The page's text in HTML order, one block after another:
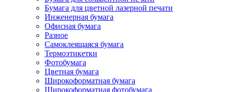
Бумага для цветной лазерной печати
Инженерная бумага
Офисная бумага
Разное
Самоклеящаяся бумага
Термоэтикетки
Фотобумага
Цветная бумага
Широкоформатная бумага
Широкоформатная фотобумага